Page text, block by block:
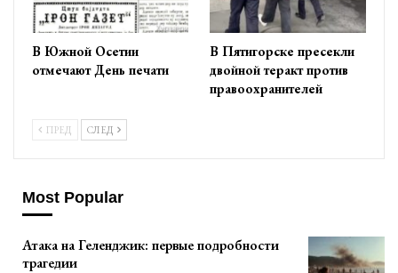
В Южной Осетии
отмечают День печати
В Пятигорске пресекли
двойной теракт против
правоохранителей
ПРЕД СЛЕД
Most Popular
Атака на Геленджик: первые подробности
трагедии